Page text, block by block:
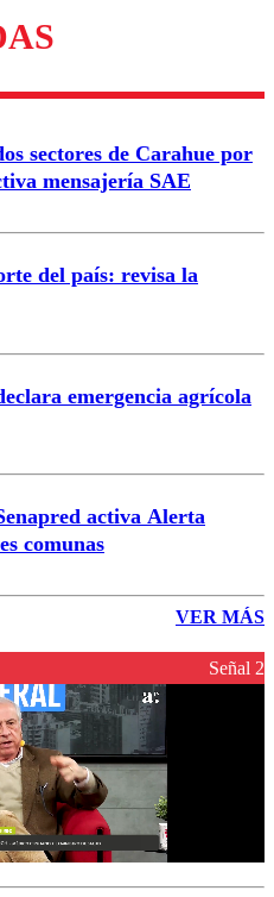
Enviar comentario
sectores de Carahue por
mensajería SAE
del país: revisa la
emergencia agrícola
activa Alerta
comunas
VER MÁS
Señal 2